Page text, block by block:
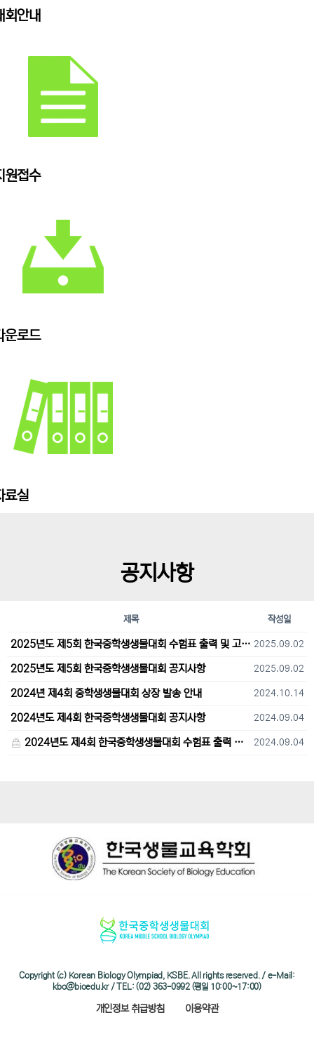
회안내
원접수
운로드
료실
공지사항
제목 작성일
2025년도 제5회 한국중학생생물대회 수험표 출력 및 고사장 오시는 길 안내 2025.09.02
2025년도 제5회 한국중학생생물대회 공지사항 2025.09.02
2024년 제4회 중학생생물대회 상장 발송 안내 2024.10.14
2024년도 제4회 한국중학생생물대회 공지사항 2024.09.04
2024년도 제4회 한국중학생생물대회 수험표 출력 및 고사장 오시는 길 안내 2024.09.04
Copyright (c) Korean Biology Olympiad, KSBE. All rights reserved. / e-Mail:
kbo@bioedu.kr / TEL: (02) 363-0992 (평일 10:00~17:00)
개인정보 취급방침 이용약관